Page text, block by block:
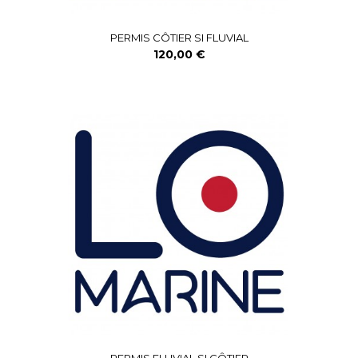
PERMIS CÔTIER SI FLUVIAL
120,00 €